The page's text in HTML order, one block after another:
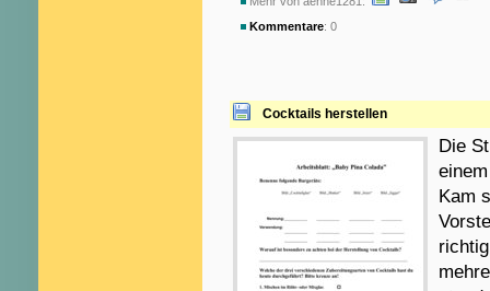
Kommentare: 0
Cocktails herstellen
Die
Kam